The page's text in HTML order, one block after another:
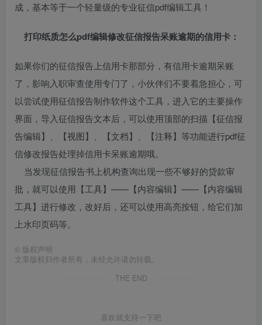
成，基本等于一个轻量级的专业征信pdf编辑工具！
打印纸质怎么pdf编辑修改征信报告呆账逾期的信用卡 ：
如果你们的征信报告上信用卡那部分，有信用卡逾期呆账
了，影响入职审查使用专门了，小伙伴们不要着急担心，可
以尝试使用征信报告制作软件这个工具，进入它的主要操作
界面，导入征信报告文本后，可以使用顶部的扫描【征信报
告编辑】、【视图】、【文档】、【注释】等功能进行pdf征
信修改报告处理掉信用卡呆账逾期哦。
当发现征信报告书上机构查询出现一些不够好的贷款审
批，就可以使用【工具】——【内容编辑】——【内容编辑
工具】进行修改，改好后，还可以使用高亮按钮，给它们加
上水印页码等。
© 版权声明
文章版权归作者所有，未经允许请勿转载。
THE END
喜欢就支持一下吧